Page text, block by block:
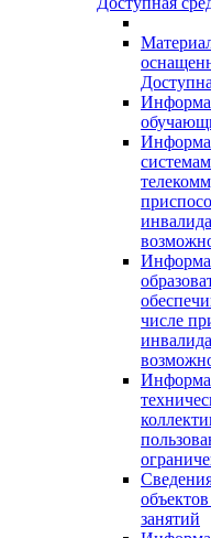
числе
занятий